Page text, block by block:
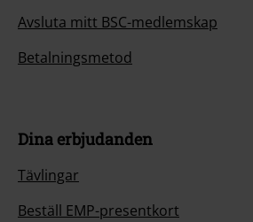
Avsluta mitt BSC-medlemskap
Betalningsmetod
Dina erbjudanden
Tävlingar
Beställ EMP-presentkort